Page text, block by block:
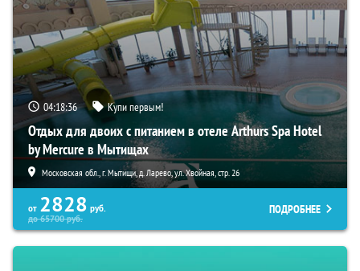
04:18:35 Купи первым!
Отдых для двоих с питанием в отеле Arthurs Spa Hotel
by Mercure в Мытищах
Московская обл., г. Мытищи, д. Ларево, ул. Хвойная, стр. 26
от 2828 руб.
до65700руб.
ПОДРОБНЕЕ